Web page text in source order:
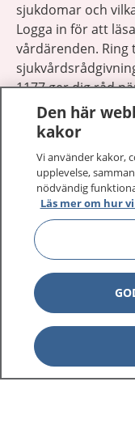
sjukdomar och
Logga in för att
vårdärenden.
1177 ger dig råd
1177 på flera språk
Om 1177
Kontakt
Behandling av
Den här
kakor
Vi använder kakor,
upplevelse,
nödvändig
Läs mer om hur